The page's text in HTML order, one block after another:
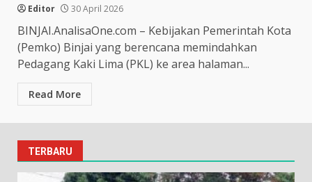
Editor 30 April 2026
BINJAI.AnalisaOne.com – Kebijakan Pemerintah Kota
(Pemko) Binjai yang berencana memindahkan
Pedagang Kaki Lima (PKL) ke area halaman...
Read More
TERBARU